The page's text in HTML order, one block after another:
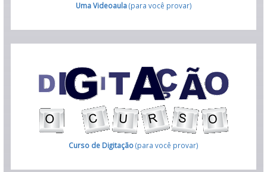
Uma Videoaula (para você provar)
Curso de Digitação(para você provar)